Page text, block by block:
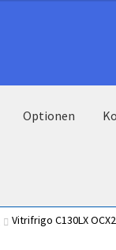
Optionen
Vitrifrigo C130LX